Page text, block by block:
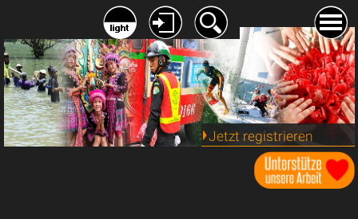
Jetzt registrieren